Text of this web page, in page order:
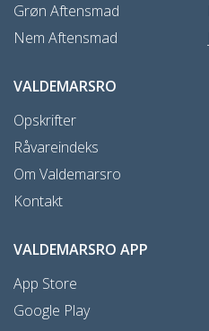
Grøn Aftensmad
Nem Aftensmad
VALDEMARSRO
Opskrifter
Råvareindeks
Om Valdemarsro
Kontakt
VALDEMARSRO APP
App Store
Google Play